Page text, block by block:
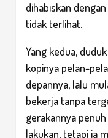
dihabiskan
tidak terlihat.
Yang kedua,
kopinya pelan-
depannya, lalu
bekerja tanpa
gerakannya
lakukan, tetapi ia